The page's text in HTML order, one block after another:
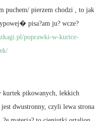
puchem/ pierzem chodzi , to jak
pisa?am ju? wcze?
poprawki-w-kurtce-
kurtek pikowanych, lekkich
dwustronny, czyli lewa strona